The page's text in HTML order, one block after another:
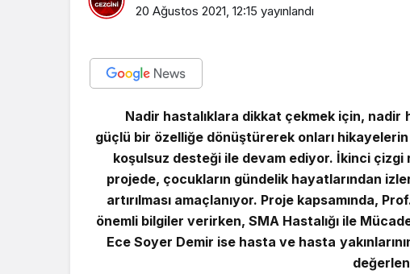
20 Ağustos 2021, 12:15 yayınlandı
Nadir hastalıklara dikkat çekmek için, nadir
güçlü bir özelliğe dönüştürerek onları
koşulsuz desteği ile devam ediyor. İkinci çizgi
projede, çocukların gündelik hayatlarından
artırılması amaçlanıyor. Proje kapsamında,
önemli bilgiler verirken, SMA Hastalığı ile
Ece Soyer Demir ise hasta ve hasta